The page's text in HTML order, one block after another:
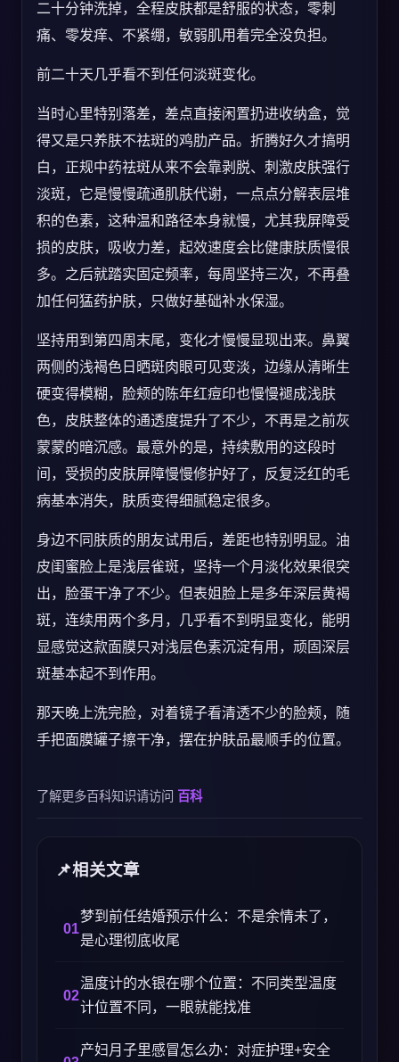
二十分钟洗掉，全程皮肤都是舒服的状态，零刺
痛、零发痒、不紧绷，敏弱肌用着完全没负担。
前二十天几乎看不到任何淡斑变化。
当时心里特别落差，差点直接闲置扔进收纳盒，觉
得又是只养肤不祛斑的鸡肋产品。折腾好久才搞明
白，正规中药祛斑从来不会靠剥脱、刺激皮肤强行
淡斑，它是慢慢疏通肌肤代谢，一点点分解表层堆
积的色素，这种温和路径本身就慢，尤其我屏障受
损的皮肤，吸收力差，起效速度会比健康肤质慢很
多。之后就踏实固定频率，每周坚持三次，不再叠
加任何猛药护肤，只做好基础补水保湿。
坚持用到第四周末尾，变化才慢慢显现出来。鼻翼
两侧的浅褐色日晒斑肉眼可见变淡，边缘从清晰生
硬变得模糊，脸颊的陈年红痘印也慢慢褪成浅肤
色，皮肤整体的通透度提升了不少，不再是之前灰
蒙蒙的暗沉感。最意外的是，持续敷用的这段时
间，受损的皮肤屏障慢慢修护好了，反复泛红的毛
病基本消失，肤质变得细腻稳定很多。
身边不同肤质的朋友试用后，差距也特别明显。油
皮闺蜜脸上是浅层雀斑，坚持一个月淡化效果很突
出，脸蛋干净了不少。但表姐脸上是多年深层黄褐
斑，连续用两个多月，几乎看不到明显变化，能明
显感觉这款面膜只对浅层色素沉淀有用，顽固深层
斑基本起不到作用。
那天晚上洗完脸，对着镜子看清透不少的脸颊，随
手把面膜罐子擦干净，摆在护肤品最顺手的位置。
了解更多百科知识请访问 百科
相关文章
梦到前任结婚预示什么：不是余情未了，
是心理彻底收尾
温度计的水银在哪个位置：不同类型温度
计位置不同，一眼就能找准
产妇月子里感冒怎么办：对症护理+安全